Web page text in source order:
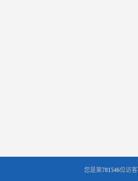
您是第781546位访客